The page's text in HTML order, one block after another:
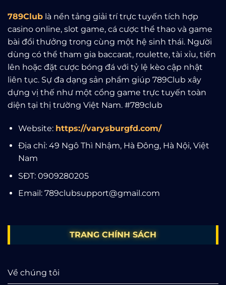
789Club là nền tảng giải trí trực tuyến tích hợp
casino online, slot game, cá cược thể thao và game
bài đổi thưởng trong cùng một hệ sinh thái. Người
dùng có thể tham gia baccarat, roulette, tài xỉu, tiến
lên hoặc đặt cược bóng đá với tỷ lệ kèo cập nhật
liên tục. Sự đa dạng sản phẩm giúp 789Club xây
dựng vị thế như một cổng game trực tuyến toàn
diện tại thị trường Việt Nam. #789club
Website: https://varysburgfd.com/
Địa chỉ: 49 Ngô Thì Nhậm, Hà Đông, Hà Nội, Việt
Nam
SĐT: 0909280205
Email: 789clubsupport@gmail.com
TRANG CHÍNH SÁCH
Về chúng tôi